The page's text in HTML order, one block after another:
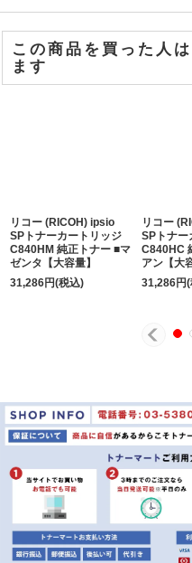
この商品を買った人
ます
リコー (RICOH) ipsio
SPトナーカートリッジ
C840HM 純正トナー ■マ
ゼンタ【大容量】
31,286円(税込)
リコー
SPトナー
C840HC
アン【大
31,286円(